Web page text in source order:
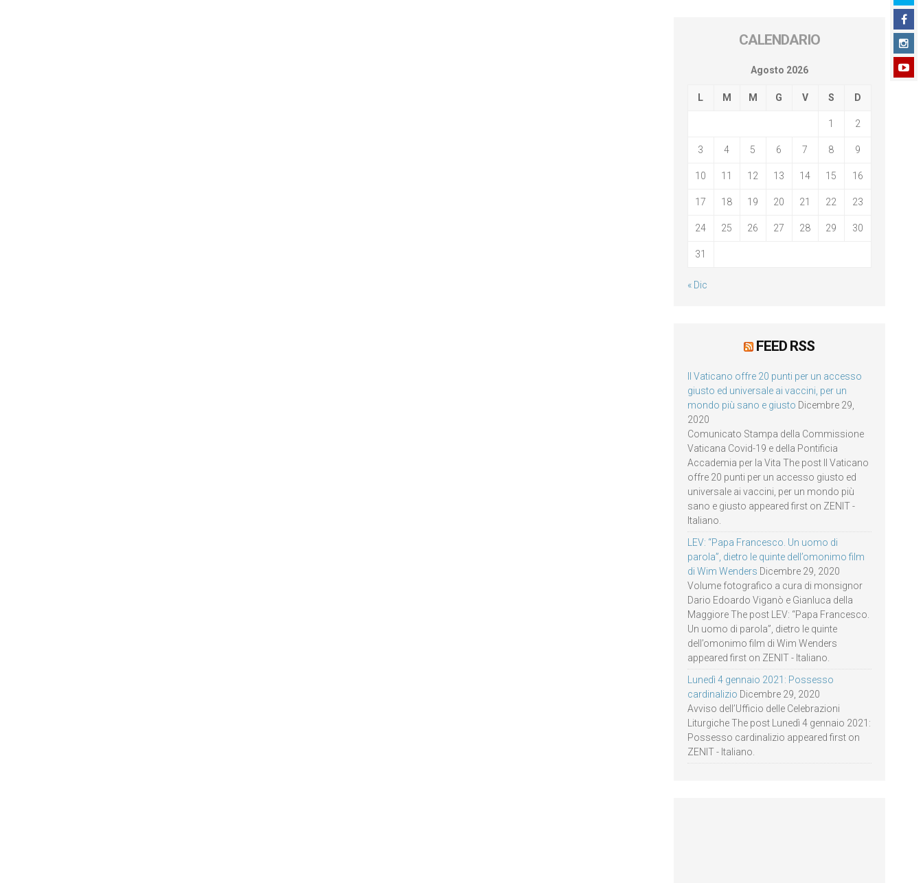
CALENDARIO
Agosto 2026
L M M G V S D
1 2
3 4 5 6 7 8 9
10 11 12 13 14 15 16
17 18 19 20 21 22 23
24 25 26 27 28 29 30
31
« Dic
FEED RSS
Il Vaticano offre 20 punti per un accesso
giusto ed universale ai vaccini, per un
mondo più sano e giusto Dicembre 29,
2020
Comunicato Stampa della Commissione
Vaticana Covid-19 e della Pontificia
Accademia per la Vita The post Il Vaticano
offre 20 punti per un accesso giusto ed
universale ai vaccini, per un mondo più
sano e giusto appeared first on ZENIT -
Italiano.
LEV: “Papa Francesco. Un uomo di
parola”, dietro le quinte dell’omonimo film
di Wim Wenders Dicembre 29, 2020
Volume fotografico a cura di monsignor
Dario Edoardo Viganò e Gianluca della
Maggiore The post LEV: “Papa Francesco.
Un uomo di parola”, dietro le quinte
dell’omonimo film di Wim Wenders
appeared first on ZENIT - Italiano.
Lunedì 4 gennaio 2021: Possesso
cardinalizio Dicembre 29, 2020
Avviso dell’Ufficio delle Celebrazioni
Liturgiche The post Lunedì 4 gennaio 2021:
Possesso cardinalizio appeared first on
ZENIT - Italiano.